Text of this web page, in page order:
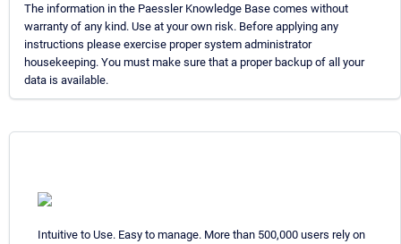
The information in the Paessler Knowledge Base comes without
warranty of any kind. Use at your own risk. Before applying any
instructions please exercise proper system administrator
housekeeping. You must make sure that a proper backup of all your
data is available.
Intuitive to Use. Easy to manage. More than 500,000 users rely on